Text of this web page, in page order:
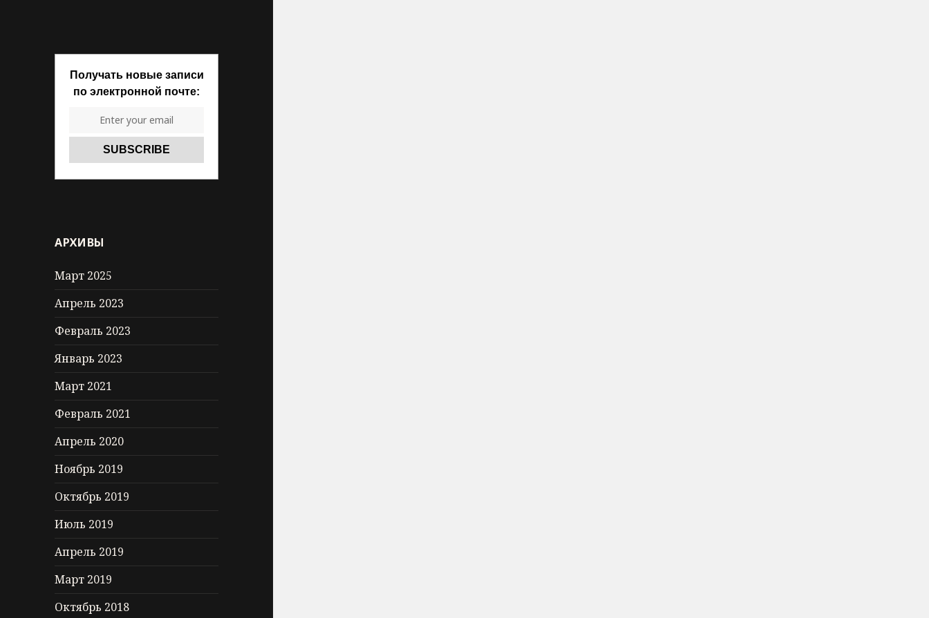
Получать новые записи
по электронной почте:
АРХИВЫ
Март 2025
Апрель 2023
Февраль 2023
Январь 2023
Март 2021
Февраль 2021
Апрель 2020
Ноябрь 2019
Октябрь 2019
Июль 2019
Апрель 2019
Март 2019
Октябрь 2018